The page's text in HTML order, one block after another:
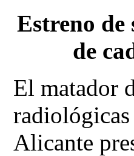
Estreno
de
El matador
Alicante